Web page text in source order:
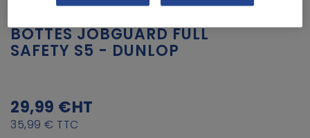
BOTTES JOBGUARD FULL
SAFETY S5 - DUNLOP
29,99 €HT
35,99 € TTC